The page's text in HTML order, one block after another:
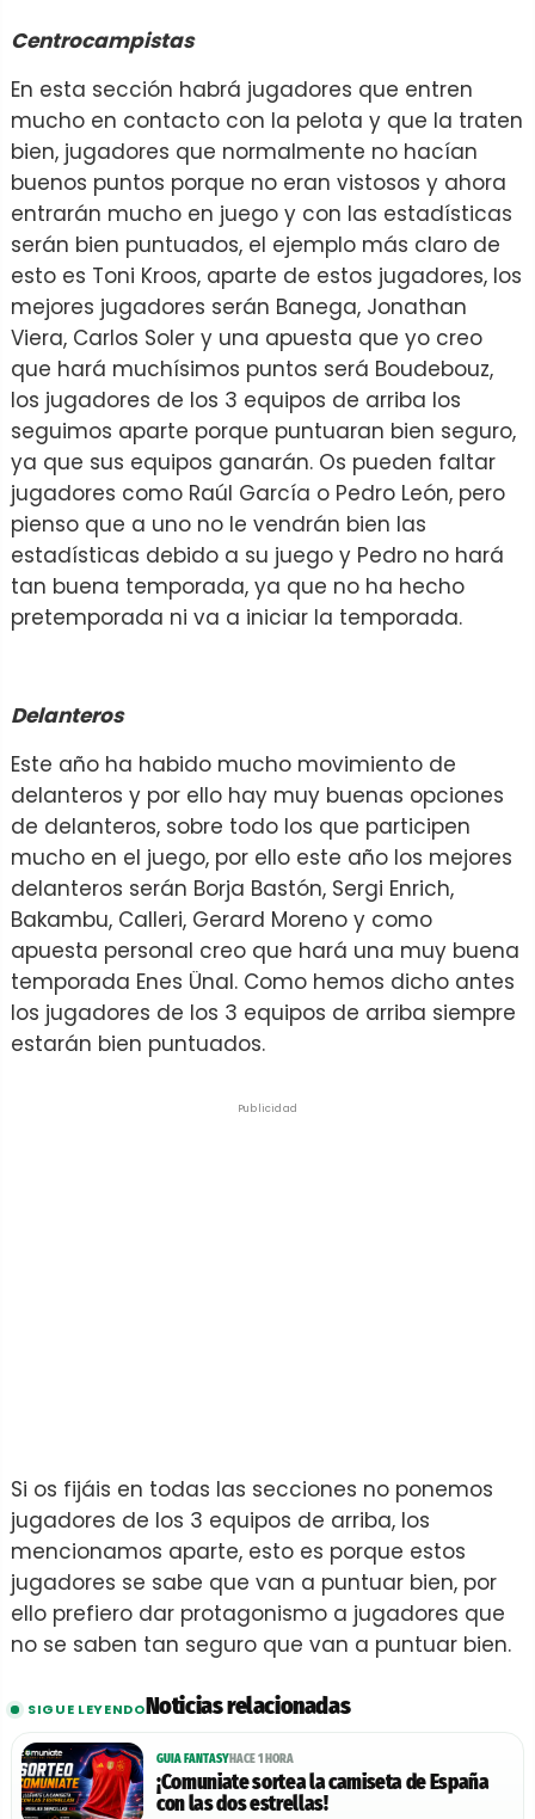
Centrocampistas
En esta sección habrá jugadores que entren
mucho en contacto con la pelota y que la traten
bien, jugadores que normalmente no hacían
buenos puntos porque no eran vistosos y ahora
entrarán mucho en juego y con las estadísticas
serán bien puntuados, el ejemplo más claro de
esto es Toni Kroos, aparte de estos jugadores, los
mejores jugadores serán Banega, Jonathan
Viera, Carlos Soler y una apuesta que yo creo
que hará muchísimos puntos será Boudebouz,
los jugadores de los 3 equipos de arriba los
seguimos aparte porque puntuaran bien seguro,
ya que sus equipos ganarán. Os pueden faltar
jugadores como Raúl García o Pedro León, pero
pienso que a uno no le vendrán bien las
estadísticas debido a su juego y Pedro no hará
tan buena temporada, ya que no ha hecho
pretemporada ni va a iniciar la temporada.
Delanteros
Este año ha habido mucho movimiento de
delanteros y por ello hay muy buenas opciones
de delanteros, sobre todo los que participen
mucho en el juego, por ello este año los mejores
delanteros serán Borja Bastón, Sergi Enrich,
Bakambu, Calleri, Gerard Moreno y como
apuesta personal creo que hará una muy buena
temporada Enes Ünal. Como hemos dicho antes
los jugadores de los 3 equipos de arriba siempre
estarán bien puntuados.
Publicidad
Si os fijáis en todas las secciones no ponemos
jugadores de los 3 equipos de arriba, los
mencionamos aparte, esto es porque estos
jugadores se sabe que van a puntuar bien, por
ello prefiero dar protagonismo a jugadores que
no se saben tan seguro que van a puntuar bien.
SIGUE LEYENDONoticias relacionadas
GUIA FANTASYHACE 1 HORA
¡Comuniate sortea la camiseta de España
con las dos estrellas!